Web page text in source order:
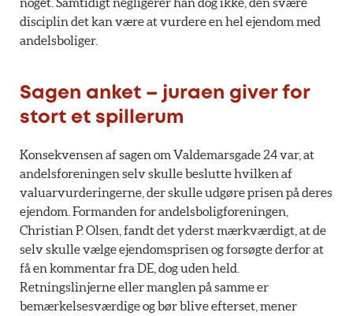
disciplin det kan være at vurdere en hel ejendom med
andelsboliger.
Sagen anket – juraen giver for
stort et spillerum
Konsekvensen af sagen om Valdemarsgade 24 var, at
andelsforeningen selv skulle beslutte hvilken af
valuarvurderingerne, der skulle udgøre prisen på deres
ejendom. Formanden for andelsboligforeningen,
Christian P. Olsen, fandt det yderst mærkværdigt, at de
selv skulle vælge ejendomsprisen og forsøgte derfor at
få en kommentar fra DE, dog uden held.
Retningslinjerne eller manglen på samme er
bemærkelsesværdige og bør blive efterset, mener